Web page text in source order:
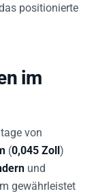
positionierte
im
von
(0,045 Zoll)
und
gewährleistet